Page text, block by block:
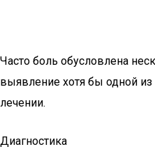
Часто боль обусловлена
выявление хотя бы одной
лечении.
Диагностика